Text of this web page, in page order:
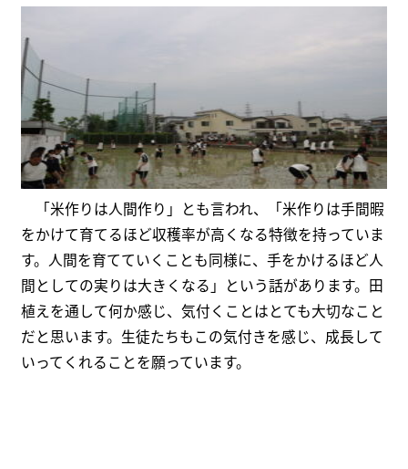
「米作りは人間作り」とも言われ、「米作りは手間暇
をかけて育てるほど収穫率が高くなる特徴を持っていま
す。人間を育てていくことも同様に、手をかけるほど人
間としての実りは大きくなる」という話があります。田
植えを通して何か感じ、気付くことはとても大切なこと
だと思います。生徒たちもこの気付きを感じ、成長して
いってくれることを願っています。